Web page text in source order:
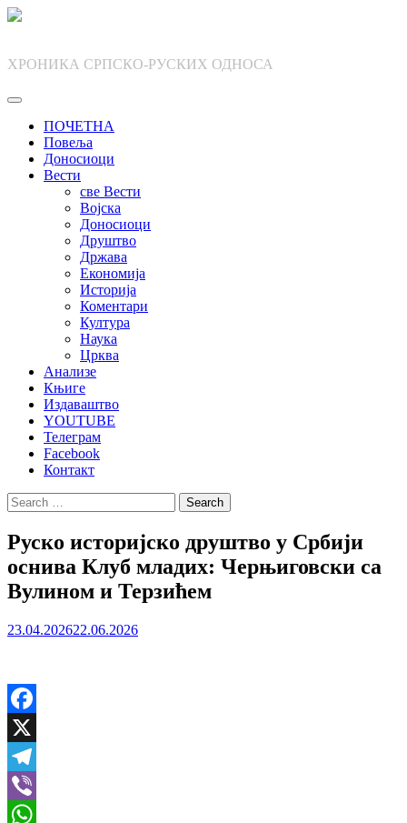
Skip
ХРОНИКА СРПСКО-РУСКИХ ОДНОСА
ПОЧЕТНА
Повеља
Доносиоци
Вести
све Вести
Војска
Доносиоци
Друштво
Држава
Економија
Историја
Коментари
Култура
Наука
Црква
Анализе
Књиге
Издаваштво
YOUTUBE
Телеграм
Facebook
Контакт
Search
for:
Руско историјско друштво у Србији
оснива Клуб младих: Черњиговски са
Вулином и Терзићем
23.04.202622.06.2026
Facebook
X
Telegram
Viber